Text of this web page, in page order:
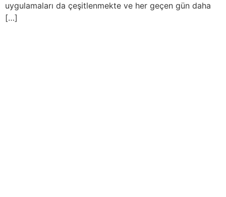
uygulamaları da çeşitlenmekte ve her geçen gün daha
[…]